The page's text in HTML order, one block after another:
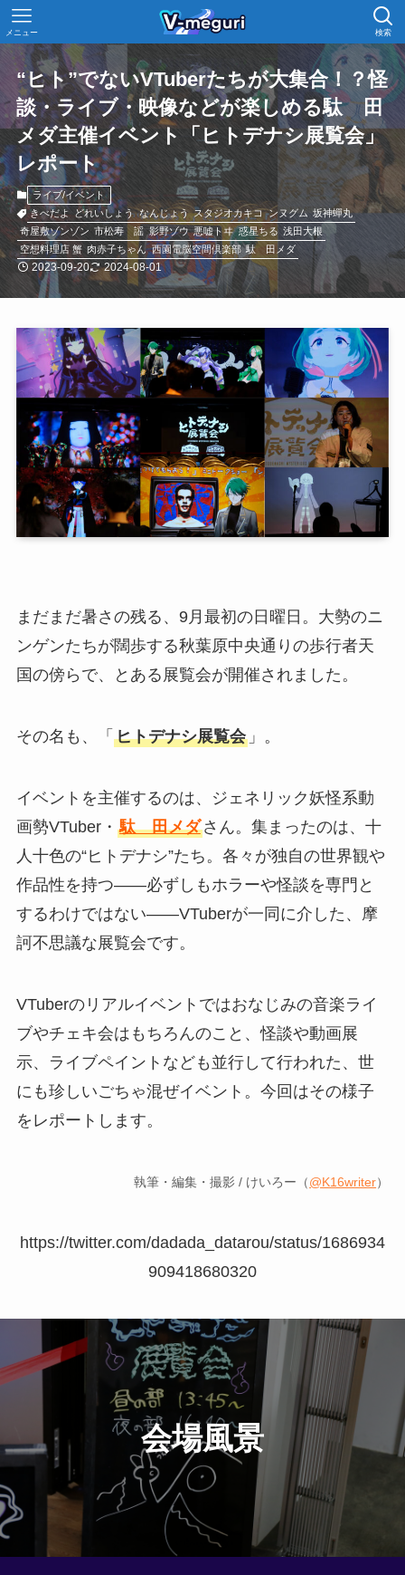
検索
メニュー
“ヒト”でないVTuberたちが大集合！？怪
談・ライブ・映像などが楽しめる駄ゞ田
メダ主催イベント「ヒトデナシ展覧会」
レポート
ライブ/イベント
きべだよ どれいしょう なんじょう スタジオカキコ ンヌグム 坂神蟬丸
奇屋敷ゾンゾン 市松寿ゞ謡 影野ゾウ 悪嘘トヰ 惑星ちる 浅田大根
空想料理店 蟹 肉赤子ちゃん 西園電脳空間倶楽部 駄ゞ田メダ
2023-09-20 2024-08-01
まだまだ暑さの残る、9月最初の日曜日。大勢のニ
ンゲンたちが闊歩する秋葉原中央通りの歩行者天
国の傍らで、とある展覧会が開催されました。
その名も、「 ヒトデナシ展覧会」。
イベントを主催するのは、ジェネリック妖怪系動
画勢VTuber・ 駄ゞ田メダさん。集まったのは、十
人十色の“ヒトデナシ”たち。各々が独自の世界観や
作品性を持つ――必ずしもホラーや怪談を専門と
するわけではない――VTuberが一同に介した、摩
訶不思議な展覧会です。
VTuberのリアルイベントではおなじみの音楽ライ
ブやチェキ会はもちろんのこと、怪談や動画展
示、ライブペイントなども並行して行われた、世
にも珍しいごちゃ混ぜイベント。今回はその様子
をレポートします。
執筆・編集・撮影 / けいろー（@K16writer）
https://twitter.com/dadada_datarou/status/1686934
909418680320
会場風景